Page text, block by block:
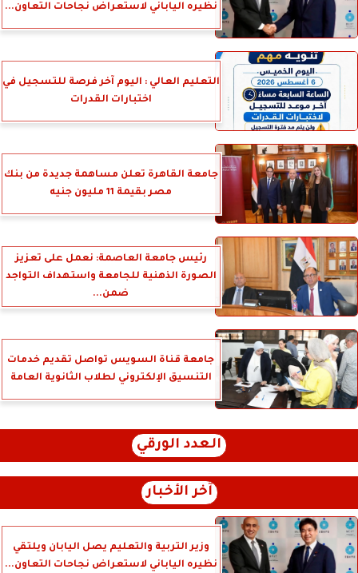
نظيره الياباني لاستعراض نجاحات التعاون...
التعليم العالي : اليوم آخر فرصة للتسجيل في
اختبارات القدرات
جامعة القاهرة تعلن مساهمة جديدة من بنك
مصر بقيمة 11 مليون جنيه
رئيس جامعة العاصمة: نعمل على تعزيز
الصورة الذهنية للجامعة واستهداف التواجد
ضمن...
جامعة قناة السويس تواصل تقديم خدمات
التنسيق الإلكتروني لطلاب الثانوية العامة
العدد الورقي
آخر الأخبار
وزير التربية والتعليم يصل اليابان ويلتقي
نظيره الياباني لاستعراض نجاحات التعاون...